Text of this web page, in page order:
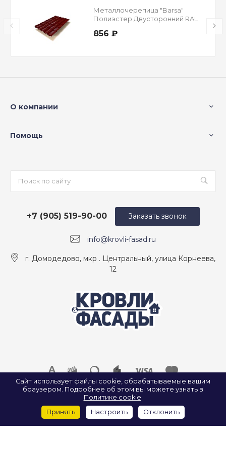
Металлочерепица "Barsa"
Полиэстер Двусторонний RAL
856 ₽
О компании
Помощь
info@krovli-fasad.ru
+7 (905) 519-90-00
г. Домодедово, мкр . Центральный, улица Корнеева,
12
Заказать звонок
© 2026 ООО «КРОВЛИ И ФАСАДЫ», Все права защищены.
ИП Найда А. А. ИНН: 500907922547
Сайт использует файлы cookie, обрабатываемые вашим
браузером. Подробнее об этом вы можете узнать в
Политике cookie.
Принять
Настроить Отклонить